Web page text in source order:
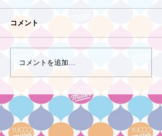
コメント
コメントを追加…